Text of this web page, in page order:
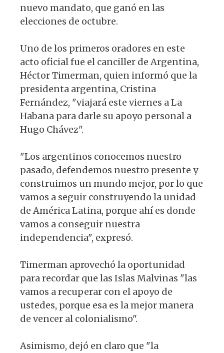
nuevo mandato, que ganó en las
elecciones de octubre.
Uno de los primeros oradores en este
acto oficial fue el canciller de Argentina,
Héctor Timerman, quien informó que la
presidenta argentina, Cristina
Fernández, "viajará este viernes a La
Habana para darle su apoyo personal a
Hugo Chávez".
"Los argentinos conocemos nuestro
pasado, defendemos nuestro presente y
construimos un mundo mejor, por lo que
vamos a seguir construyendo la unidad
de América Latina, porque ahí es donde
vamos a conseguir nuestra
independencia", expresó.
Timerman aprovechó la oportunidad
para recordar que las Islas Malvinas "las
vamos a recuperar con el apoyo de
ustedes, porque esa es la mejor manera
de vencer al colonialismo".
Asimismo, dejó en claro que "la